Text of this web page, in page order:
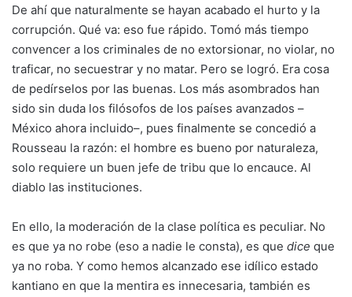
De ahí que naturalmente se hayan acabado el hurto y la
corrupción. Qué va: eso fue rápido. Tomó más tiempo
convencer a los criminales de no extorsionar, no violar, no
traficar, no secuestrar y no matar. Pero se logró. Era cosa
de pedírselos por las buenas. Los más asombrados han
sido sin duda los filósofos de los países avanzados –
México ahora incluido–, pues finalmente se concedió a
Rousseau la razón: el hombre es bueno por naturaleza,
solo requiere un buen jefe de tribu que lo encauce. Al
diablo las instituciones.
En ello, la moderación de la clase política es peculiar. No
es que ya no robe (eso a nadie le consta), es que dice que
ya no roba. Y como hemos alcanzado ese idílico estado
kantiano en que la mentira es innecesaria, también es